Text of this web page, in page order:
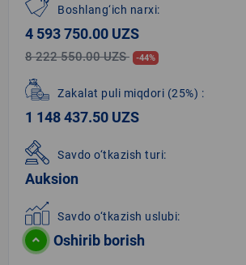
Boshlang‘ich narxi:
4 593 750.00 UZS
8 222 550.00 UZS -44%
Zakalat puli miqdori (25%) :
1 148 437.50 UZS
Savdo o‘tkazish turi:
Auksion
Savdo o‘tkazish uslubi:
Oshirib borish